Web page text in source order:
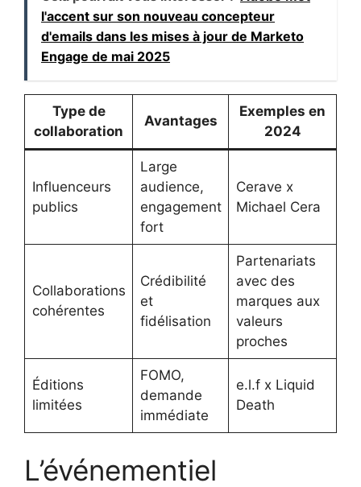
l'accent sur son nouveau concepteur
d'emails dans les mises à jour de Marketo
Engage de mai 2025
Type de
collaboration
Avantages
Exemples en
2024
Influenceurs
publics
Large
audience,
engagement
fort
Cerave x
Michael Cera
Collaborations
cohérentes
Crédibilité
et
fidélisation
Partenariats
avec des
marques aux
valeurs
proches
Éditions
limitées
FOMO,
demande
immédiate
e.l.f x Liquid
Death
L’événementiel